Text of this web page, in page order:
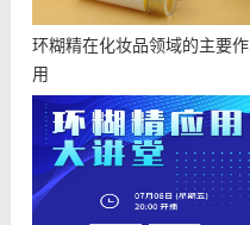
环糊精在化妆品领域的主要作
用